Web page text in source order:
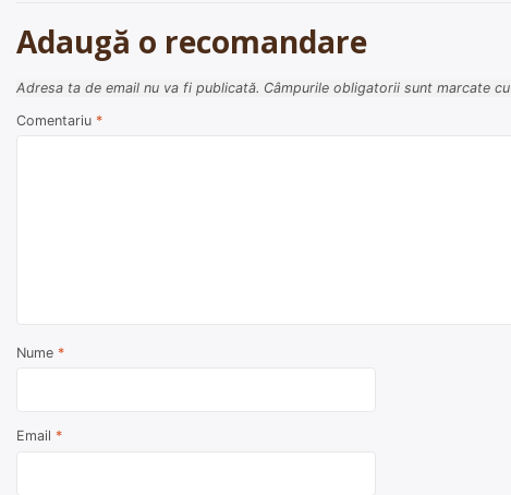
articole
Adaugă o recomandare
Adresa ta de email nu va fi publicată. Câmpurile obligatorii sunt marcate cu
Comentariu *
Nume *
Email *